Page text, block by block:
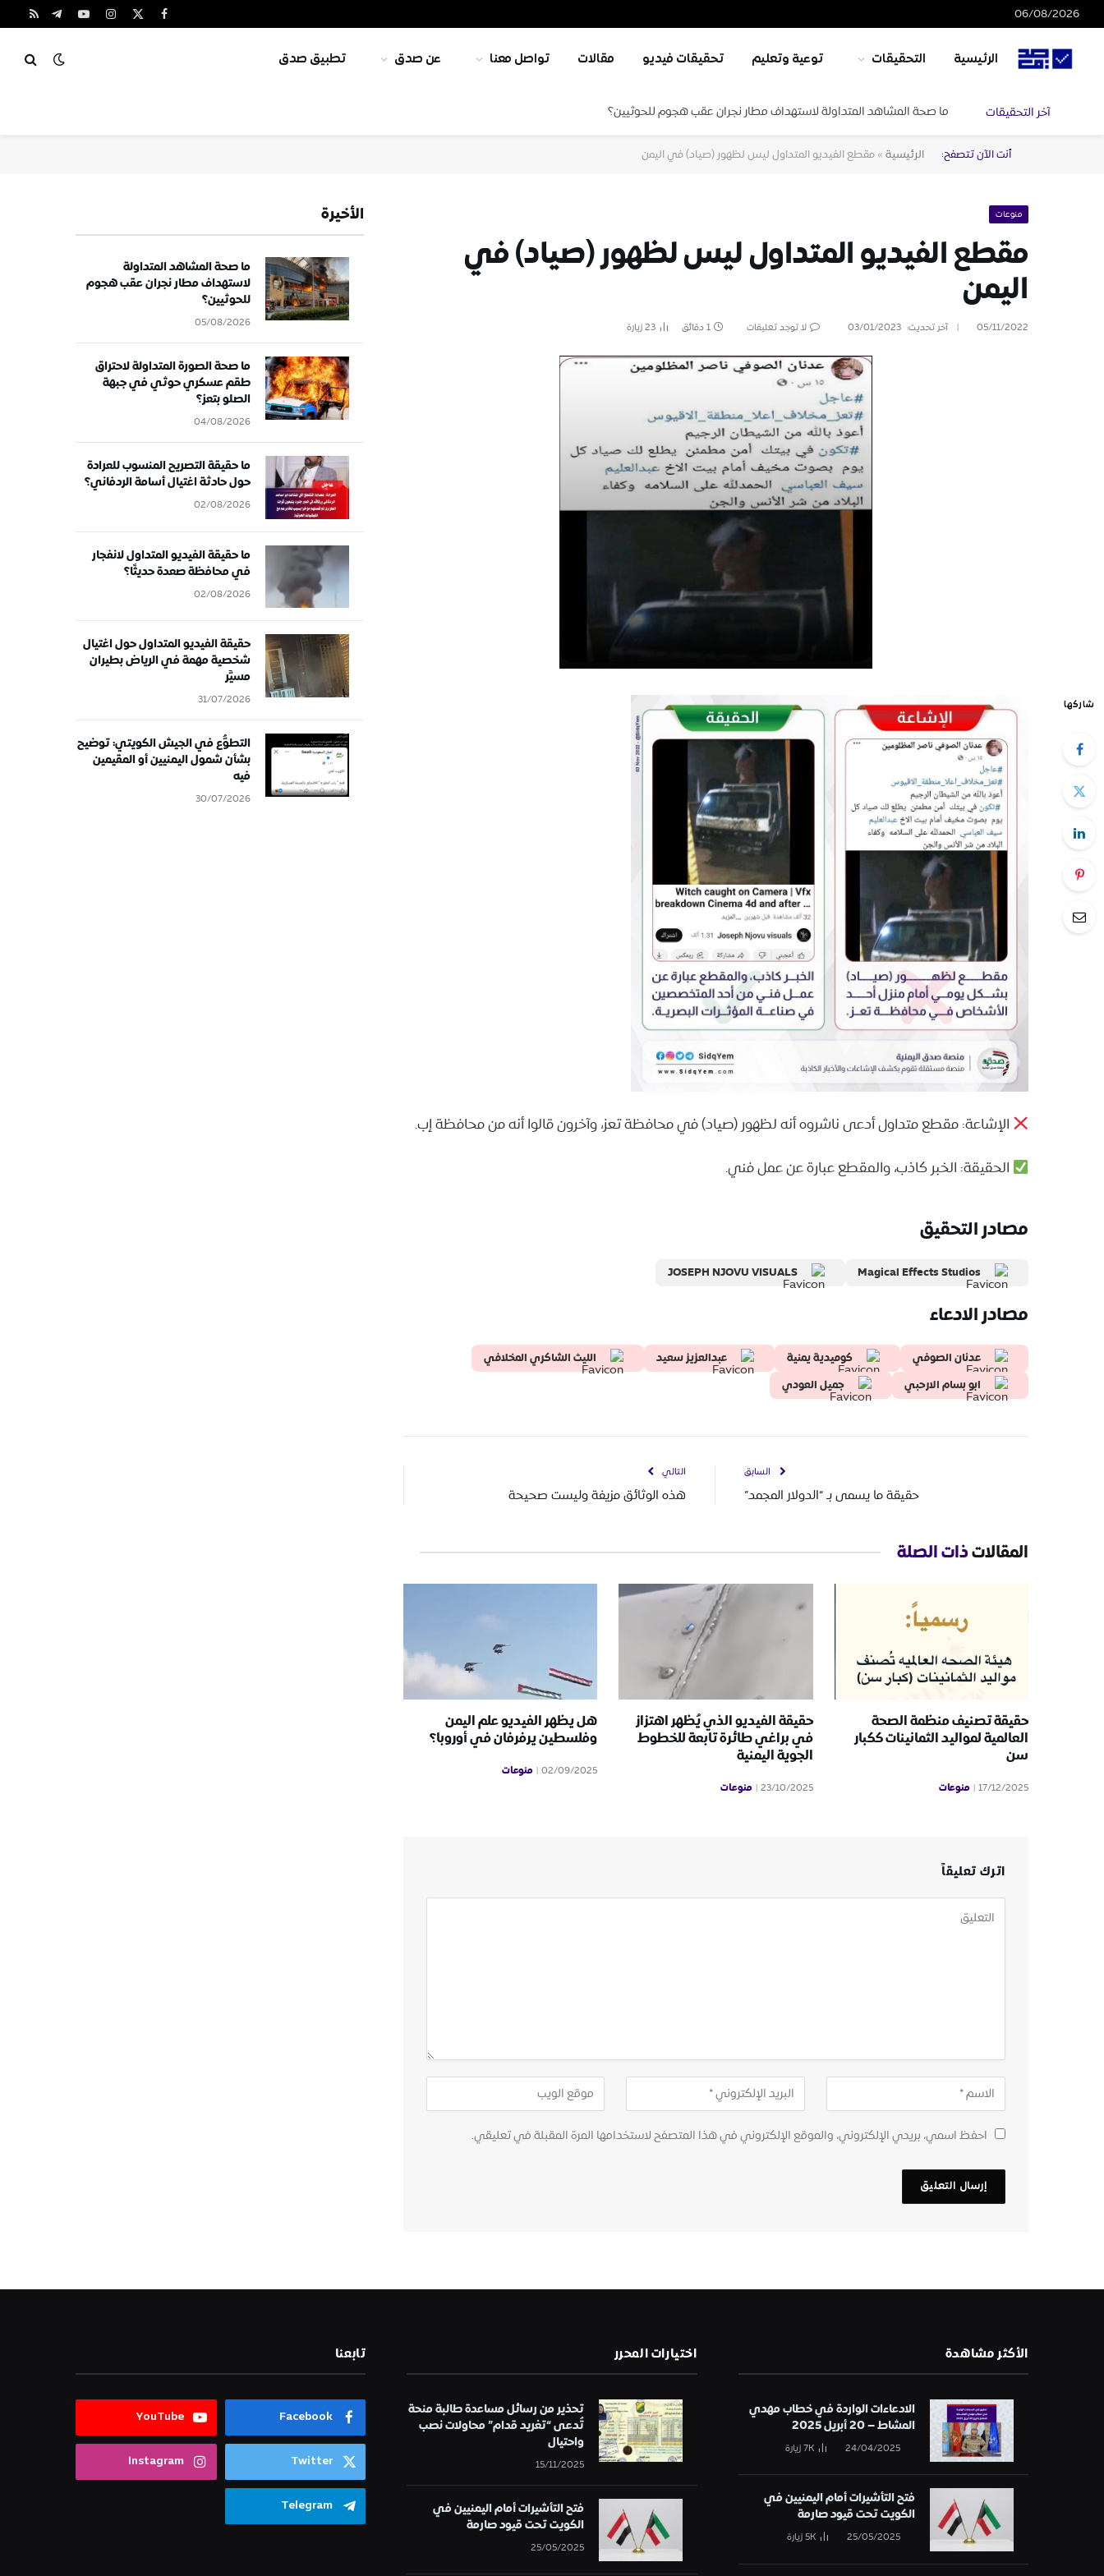
06/08/2026 فيسبوك
X
الانستغراميوتيوبتيلقرامRSS
الرئيسية التحقيقات توعية وتعليم تحقيقات فيديو مقالات تواصل معنا عن صدق تطبيق صدق
آخر التحقيقات ما صحة المشاهد المتداولة لاستهداف مطار نجران عقب هجوم للحوثيين؟
أنت الآن تتصفح: الرئيسية»مقطع الفيديو المتداول ليس لظهور (صياد) في اليمن
منوعات
مقطع الفيديو المتداول ليس لظهور (صياد) في
اليمن
05/11/2022 آخر تحديث: 03/01/2023 لا توجد تعليقات 1 دقائق 23زيارة
شاركها
الإشاعة: مقطع متداول أدعى ناشروه أنه لظهور (صياد) في محافظة تعز، وآخرون قالوا أنه من محافظة إب.
الحقيقة: الخبر كاذب، والمقطع عبارة عن عمل فني.
مصادر التحقيق
Magical Effects Studios
JOSEPH NJOVU VISUALS
مصادر الادعاء
عدنان الصوفي كوميدية يمنية عبدالعزيز سعيد
الليث الشاكري المخلافي
ابو بسام الارحبي
جميل العودي
السابق
حقيقة ما يسمى بـ “الدولار المجمد”
التالي
هذه الوثائق مزيفة وليست صحيحة
المقالاتذات الصلة
حقيقة تصنيف منظمة الصحة
العالمية لمواليد الثمانينات ككبار
سن
17/12/2025 منوعات
حقيقة الفيديو الذي يُظهر اهتزاز
في براغي طائرة تابعة للخطوط
الجوية اليمنية
23/10/2025 منوعات
هل يظهر الفيديو علم اليمن
وفلسطين يرفرفان في أوروبا؟
02/09/2025 منوعات
اترك تعليقاً
احفظ اسمي، بريدي الإلكتروني، والموقع الإلكتروني في هذا المتصفح لاستخدامها المرة المقبلة في تعليقي.
الأخيرة
ما صحة المشاهد المتداولة
لاستهداف مطار نجران عقب هجوم
للحوثيين؟
05/08/2026
ما صحة الصورة المتداولة لاحتراق
طقم عسكري حوثي في جبهة
الصلو بتعز؟
04/08/2026
ما حقيقة التصريح المنسوب للعرادة
حول حادثة اغتيال أسامة الردفاني؟
02/08/2026
ما حقيقة الفيديو المتداول لانفجار
في محافظة صعدة حديثًا؟
02/08/2026
حقيقة الفيديو المتداول حول اغتيال
شخصية مهمة في الرياض بطيران
مسيَّر
31/07/2026
التطوُّع في الجيش الكويتي: توضيح
بشأن شمول اليمنيين أو المقيمين
فيه
30/07/2026
الأكثر مشاهدة
الادعاءات الواردة في خطاب مهدي
المشاط – 20 أبريل 2025
24/04/2025
7Kزيارة
فتح التأشيرات أمام اليمنيين في
الكويت تحت قيود صارمة
25/05/2025
5Kزيارة
اختيارات المحرر
تحذير من رسائل مساعدة طالبة منحة
تُدعى “تغريد قدام” محاولات نصب
واحتيال
15/11/2025
فتح التأشيرات أمام اليمنيين في
الكويت تحت قيود صارمة
25/05/2025
تابعنا
Facebook
YouTube
Twitter
Instagram
Telegram